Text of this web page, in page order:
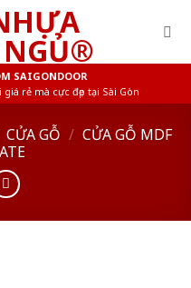
SAIGONDOOR
rẻ mà cực đẹp tại Sài Gòn
CỬA GỖ / CỬA GỖ MDF